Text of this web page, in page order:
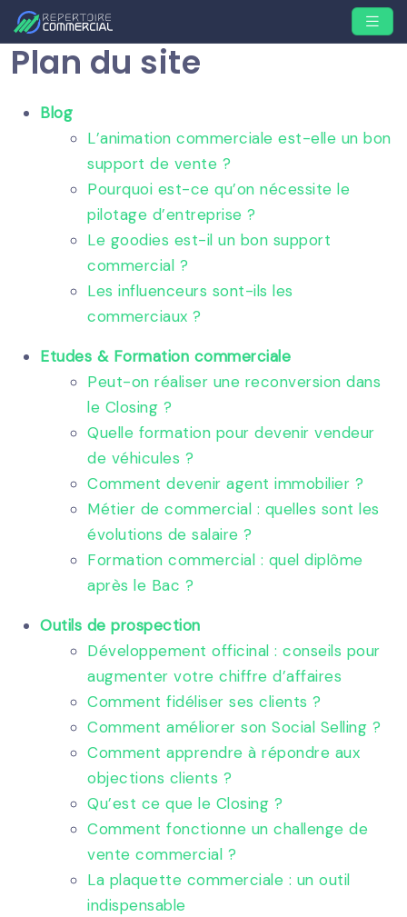
Plan du site
Blog
L’animation commerciale est-elle un bon
support de vente ?
Pourquoi est-ce qu’on nécessite le
pilotage d’entreprise ?
Le goodies est-il un bon support
commercial ?
Les influenceurs sont-ils les
commerciaux ?
Etudes & Formation commerciale
Peut-on réaliser une reconversion dans
le Closing ?
Quelle formation pour devenir vendeur
de véhicules ?
Comment devenir agent immobilier ?
Métier de commercial : quelles sont les
évolutions de salaire ?
Formation commercial : quel diplôme
après le Bac ?
Outils de prospection
Développement officinal : conseils pour
augmenter votre chiffre d’affaires
Comment fidéliser ses clients ?
Comment améliorer son Social Selling ?
Comment apprendre à répondre aux
objections clients ?
Qu’est ce que le Closing ?
Comment fonctionne un challenge de
vente commercial ?
La plaquette commerciale : un outil
indispensable